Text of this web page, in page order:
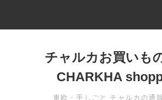
チャルカお買いも
CHARKHA
東欧・手しごと チャルカの通